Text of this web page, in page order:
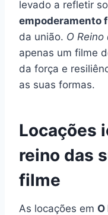
levado a refletir
empoderamento
da união. O
apenas um filme
da força e
as suas formas.
Locações
reino das
filme
As locações em